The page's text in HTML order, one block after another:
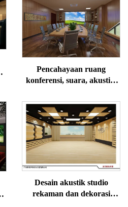
Pencahayaan ruang
konferensi, suara, akustik,
instalasi
Desain akustik studio
rekaman dan dekorasi